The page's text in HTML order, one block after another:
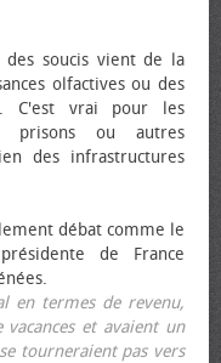
des soucis vient de la
olfactives ou des
C'est vrai pour les
prisons ou autres
des infrastructures
débat comme le
de France
en termes de revenu,
et avaient un
tourneraient pas vers